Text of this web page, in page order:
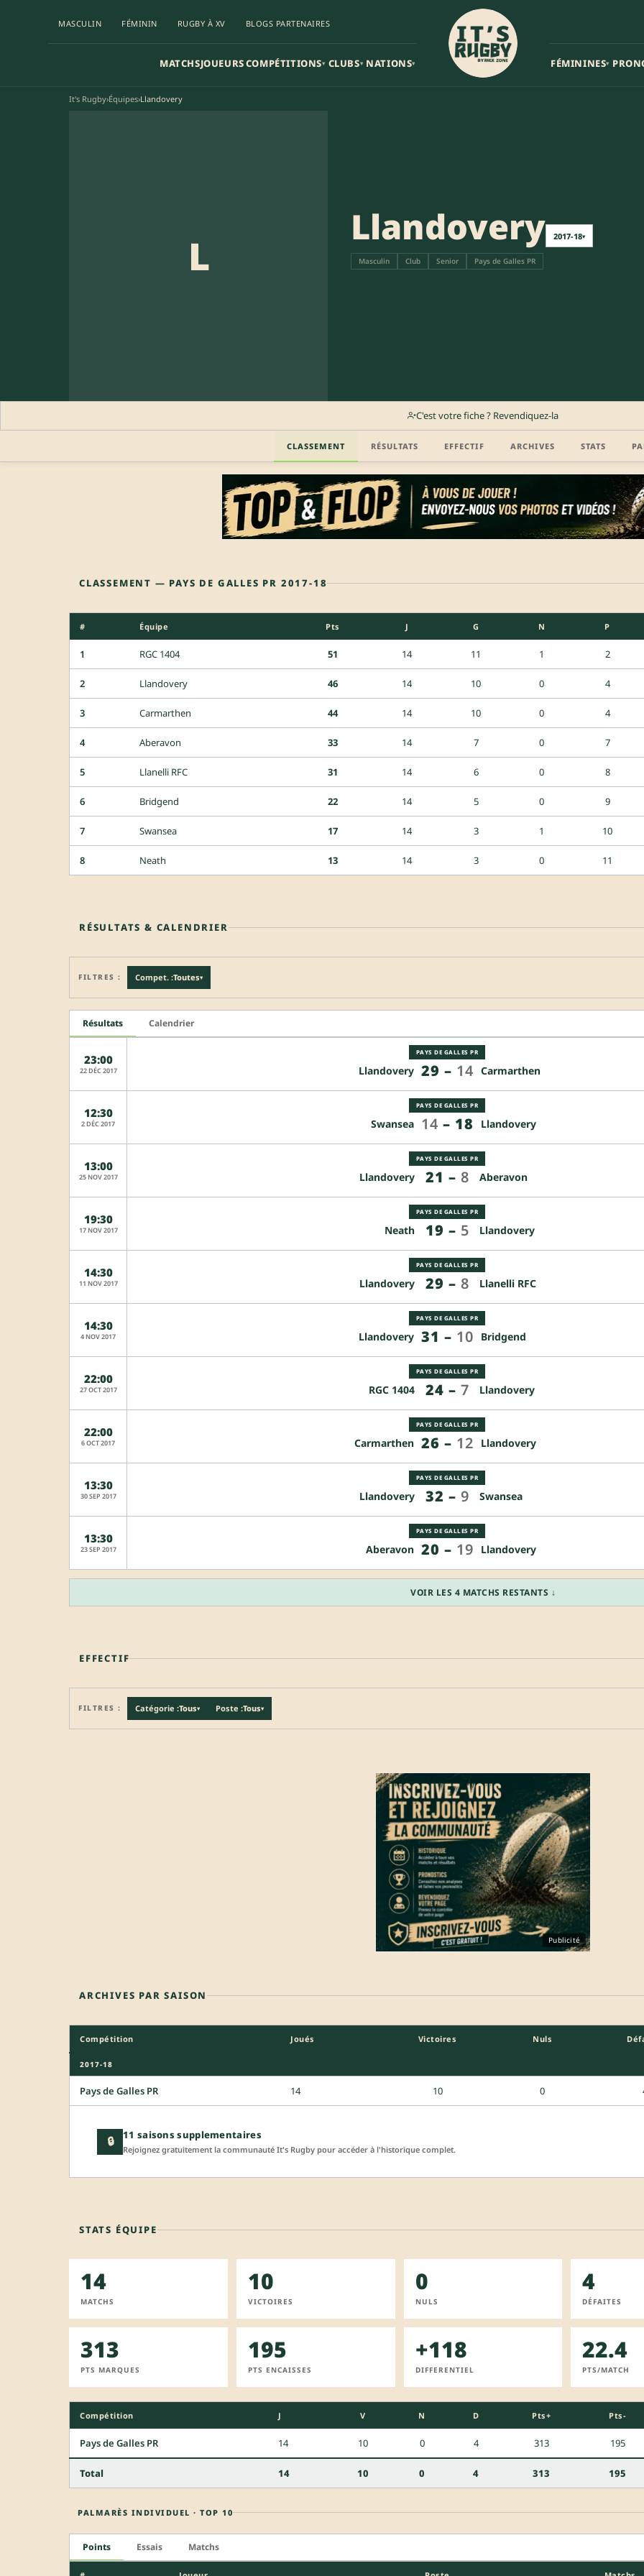
MASCULIN FÉMININ RUGBY À XV BLOGS PARTENAIRES
MATCHSJOUEURSCOMPÉTITIONS▾ CLUBS▾ NATIONS▾ FÉMININES▾
It's Rugby›Équipes›Llandovery
L
Llandovery 2017-18▾
Masculin Club Senior Pays de Galles PR
C'est votre fiche ? Revendiquez-la
CLASSEMENT RÉSULTATS EFFECTIF ARCHIVES STATS
CLASSEMENT — PAYS DE GALLES PR 2017-18
# Équipe Pts J G N P
1 RGC 1404 51 14 11 1 2
2 Llandovery 46 14 10 0 4
3 Carmarthen 44 14 10 0 4
4 Aberavon 33 14 7 0 7
5 Llanelli RFC 31 14 6 0 8
6 Bridgend 22 14 5 0 9
7 Swansea 17 14 3 1 10
8 Neath 13 14 3 0 11
RÉSULTATS & CALENDRIER
FILTRES : Compet. :Toutes▾
Résultats Calendrier
23:00
22 DÉC 2017
PAYS DE GALLES PR
Llandovery 29 – 14 Carmarthen
12:30
2 DÉC 2017
PAYS DE GALLES PR
Swansea 14 – 18 Llandovery
13:00
25 NOV 2017
PAYS DE GALLES PR
Llandovery 21 – 8 Aberavon
19:30
17 NOV 2017
PAYS DE GALLES PR
Neath 19 – 5 Llandovery
14:30
11 NOV 2017
PAYS DE GALLES PR
Llandovery 29 – 8 Llanelli RFC
14:30
4 NOV 2017
PAYS DE GALLES PR
Llandovery 31 – 10 Bridgend
22:00
27 OCT 2017
PAYS DE GALLES PR
RGC 1404 24 – 7 Llandovery
22:00
6 OCT 2017
PAYS DE GALLES PR
Carmarthen 26 – 12 Llandovery
13:30
30 SEP 2017
PAYS DE GALLES PR
Llandovery 32 – 9 Swansea
13:30
23 SEP 2017
PAYS DE GALLES PR
Aberavon 20 – 19 Llandovery
VOIR LES 4 MATCHS RESTANTS ↓
EFFECTIF
FILTRES : Catégorie :Tous▾ Poste :Tous▾
Publicité
ARCHIVES PAR SAISON
Compétition Joués Victoires Nuls
2017-18
Pays de Galles PR 14 10 0
🔒 11 saisons supplementaires
Rejoignez gratuitement la communauté It's Rugby pour accéder à l'historique complet.
STATS ÉQUIPE
14
MATCHS
10
VICTOIRES
0
NULS
4
DÉFAITES
313
PTS MARQUES
195
PTS ENCAISSES
+118
DIFFERENTIEL
22.4
PTS/MATCH
Compétition J V N D Pts+ Pts-
Pays de Galles PR 14 10 0 4 313 195
Total 14 10 0 4 313 195
PALMARÈS INDIVIDUEL · TOP 10
Points Essais Matchs